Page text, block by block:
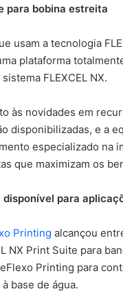
para bobina estreita
usam a tecnologia
plataforma
FLEXCEL NX.
às novidades em
disponibilizadas, e a
especializado na
que maximizam os
para
Printing alcançou
NX Print Suite para
Printing para
base de água.